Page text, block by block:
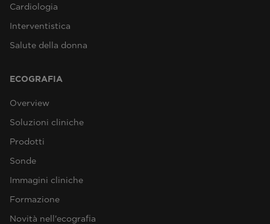
Cardiologia
Interventistica
Salute della donna
ECOGRAFIA
Overview
Soluzioni cliniche
Prodotti
Sonde
Immagini cliniche
Formazione
Novità nell'ecografia